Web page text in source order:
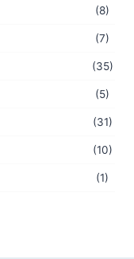
(8)
(7)
(35)
(5)
(31)
(10)
(1)